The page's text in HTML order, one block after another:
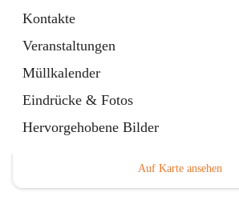
Kontakte
Veranstaltungen
Müllkalender
Eindrücke & Fotos
Hervorgehobene BilderHauptadresse
Auf Karte ansehen